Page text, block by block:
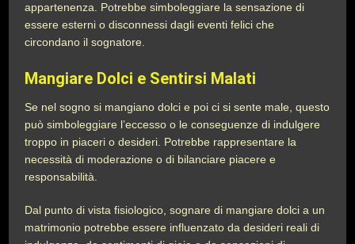
appartenenza. Potrebbe simboleggiare la sensazione di
essere esterni o disconnessi dagli eventi felici che
circondano il sognatore.
Mangiare Dolci e Sentirsi Malati
Se nel sogno si mangiano dolci e poi ci si sente male, questo
può simboleggiare l’eccesso o le conseguenze di indulgere
troppo in piaceri o desideri. Potrebbe rappresentare la
necessità di moderazione o di bilanciare piacere e
responsabilità.
Dal punto di vista fisiologico, sognare di mangiare dolci a un
matrimonio potrebbe essere influenzato da desideri reali di